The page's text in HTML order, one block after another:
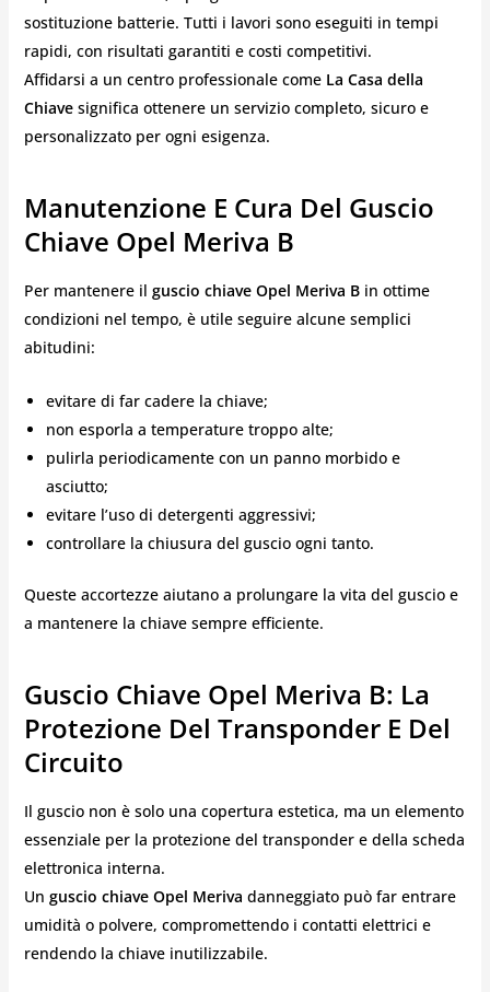
sostituzione batterie. Tutti i lavori sono eseguiti in tempi
rapidi, con risultati garantiti e costi competitivi.
Affidarsi a un centro professionale come La Casa della
Chiavesignifica ottenere un servizio completo, sicuro e
personalizzato per ogni esigenza.
Manutenzione E Cura Del Guscio
Chiave Opel Meriva B
Per mantenere il guscio chiave Opel Meriva Bin ottime
condizioni nel tempo, è utile seguire alcune semplici
abitudini:
evitare di far cadere la chiave;
non esporla a temperature troppo alte;
pulirla periodicamente con un panno morbido e
asciutto;
evitare l’uso di detergenti aggressivi;
controllare la chiusura del guscio ogni tanto.
Queste accortezze aiutano a prolungare la vita del guscio e
a mantenere la chiave sempre efficiente.
Guscio Chiave Opel Meriva B: La
Protezione Del Transponder E Del
Circuito
Il guscio non è solo una copertura estetica, ma un elemento
essenziale per la protezione del transponder e della scheda
elettronica interna.
Un guscio chiave Opel Meriva danneggiato può far entrare
umidità o polvere, compromettendo i contatti elettrici e
rendendo la chiave inutilizzabile.